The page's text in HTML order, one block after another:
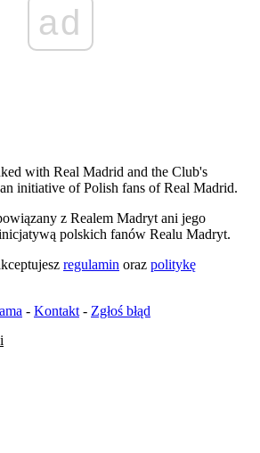
ad
with Real Madrid and the Club's
initiative of Polish fans of Real Madrid.
z Realem Madryt ani jego
polskich fanów Realu Madryt.
regulamin oraz politykę
- Kontakt - Zgłoś błąd